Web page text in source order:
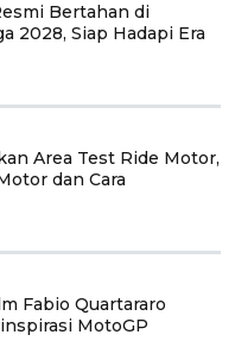
Bertahan di
2028, Siap Hadapi Era
Area Test Ride Motor,
dan Cara
Fabio Quartararo
MotoGP